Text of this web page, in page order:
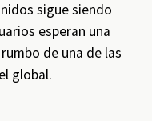
sigue siendo
esperan una
de una de las
global.